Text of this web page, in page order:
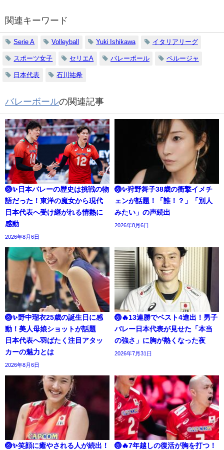
関連キーワード
Serie A Volleyball Yuki Ishikawa イタリアリーグ
スポーツ女子 セリエA バレーボール ペルージャ
日本代表 石川祐希
バレーボールの関連記事
🏐✨日本バレーの歴史は挑戦の物
語だった！東洋の魔女から現代
日本代表へ受け継がれる情熱に
感動
2026年8月6日
🏐✨狩野舞子38歳の衝撃イメチ
ェンが話題！「誰！？」「別人
みたい」の声続出
2026年8月6日
🏐✨野中瑠衣25歳の誕生日に感
動！美人母娘ショットが話題
日本代表へ羽ばたく注目アタッ
カーの魅力とは
2026年8月6日
🏐🔥13連勝でベスト4進出！男子
バレー日本代表が見せた「本当
の強さ」に胸が熱くなった夜
2026年7月31日
🏐✨笑顔に癒やされる人が続出！
🏐🔥7年越しの復活が胸を打つ！